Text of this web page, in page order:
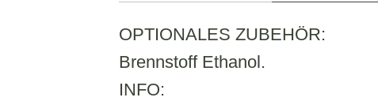
OPTIONALES ZUBEHÖR:
Brennstoff Ethanol.
INFO: